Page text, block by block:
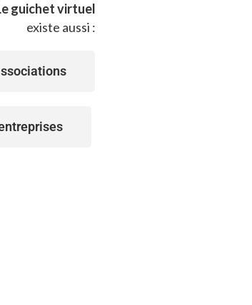
guichet virtuel
existe aussi :